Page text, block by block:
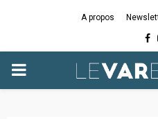
A propos
PRIMARY